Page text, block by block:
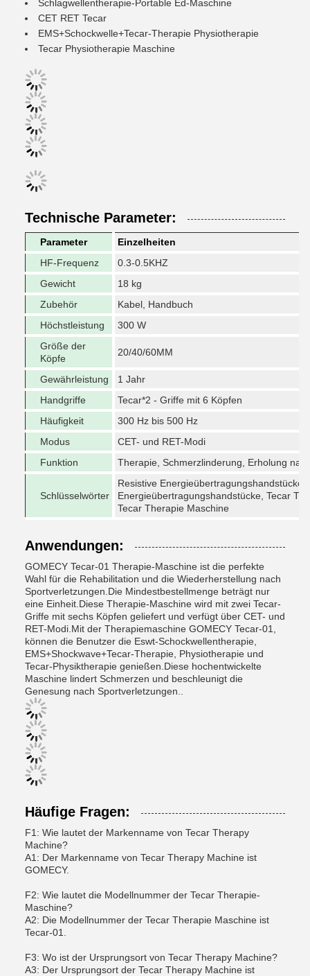
Schlagwellentherapie-Portable Ed-Maschine
CET RET Tecar
EMS+Schockwelle+Tecar-Therapie Physiotherapie
Tecar Physiotherapie Maschine
Technische Parameter:
Parameter
Einzelheiten
HF-Frequenz
0.3-0.5KHZ
Gewicht
18 kg
Zubehör
Kabel, Handbuch
Höchstleistung
300 W
Größe der
Köpfe
20/40/60MM
Gewährleistung
1 Jahr
Handgriffe
Tecar*2 - Griffe mit 6 Köpfen
Häufigkeit
300 Hz bis 500 Hz
Modus
CET- und RET-Modi
Funktion
Therapie, Schmerzlinderung, Erholung
Schlüsselwörter
Resistive Energieübertragungshandstücke,
Energieübertragungshandstücke, Tecar
Tecar Therapie Maschine
Anwendungen:
GOMECY Tecar-01 Therapie-Maschine ist die perfekte
Wahl für die Rehabilitation und die Wiederherstellung nach
Sportverletzungen.Die Mindestbestellmenge beträgt nur
eine Einheit.Diese Therapie-Maschine wird mit zwei Tecar-
Griffe mit sechs Köpfen geliefert und verfügt über CET- und
RET-Modi.Mit der Therapiemaschine GOMECY Tecar-01,
können die Benutzer die Eswt-Schockwellentherapie,
EMS+Shockwave+Tecar-Therapie, Physiotherapie und
Tecar-Physiktherapie genießen.Diese hochentwickelte
Maschine lindert Schmerzen und beschleunigt die
Genesung nach Sportverletzungen..
Häufige Fragen:
F1: Wie lautet der Markenname von Tecar Therapy
Machine?
A1: Der Markenname von Tecar Therapy Machine ist
GOMECY.
F2: Wie lautet die Modellnummer der Tecar Therapie-
Maschine?
A2: Die Modellnummer der Tecar Therapie Maschine ist
Tecar-01.
F3: Wo ist der Ursprungsort von Tecar Therapy Machine?
A3: Der Ursprungsort der Tecar Therapy Machine ist